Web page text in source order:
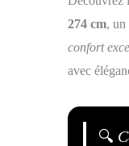
274 cm, un
confort
avec
🔍